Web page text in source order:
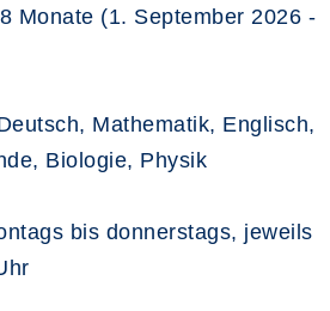
Monate (1. September 2026 -
Mathematik, Englisch,
Biologie, Physik
bis donnerstags, jeweils